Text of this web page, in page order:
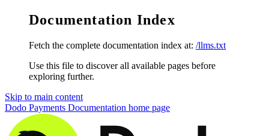
Documentation Index
Fetch the complete documentation index at: /llms.txt
Use this file to discover all available pages before
exploring further.
Skip to main content
Dodo Payments Documentation home page